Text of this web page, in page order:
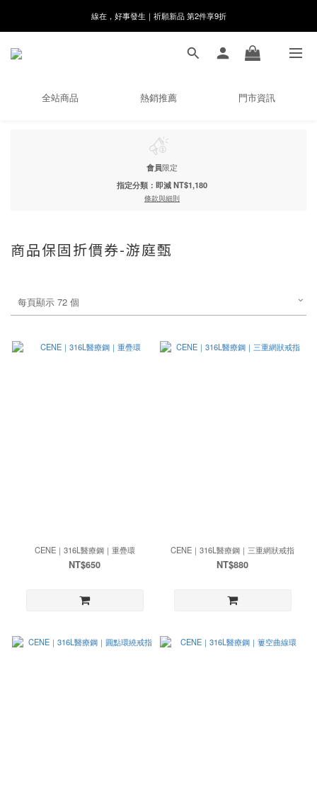
8月月初限定｜指定分類滿件88折！
8月月初限定｜指定分類滿件88折！
全站商品 熱銷推薦 門市資訊
會員限定
指定分類：即減 NT$1,180
條款與細則
商品保固折價券-游庭甄
每頁顯示 72 個
CENE｜316L醫療鋼｜重疊環
NT$650
CENE｜316L醫療鋼｜三重網狀戒指
NT$880